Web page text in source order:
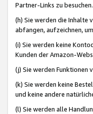
Partner-Links zu besuchen.
(h) Sie werden die Inhalte
abfangen, aufzeichnen,
(i) Sie werden keine
Kunden der Amazon-
(j) Sie werden Funktionen
(k) Sie werden keine
und keine andere
(l) Sie werden alle